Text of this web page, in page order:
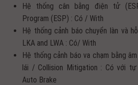
Hệ thống cân bằng điện tử
Program (ESP) : Có / With
Hệ thống cảnh báo chuyển làn và
LKA and LWA : Có/ With
Hệ thống cảnh báo va chạm bằng
lái / Collision Mitigation : Có với
Auto Brake